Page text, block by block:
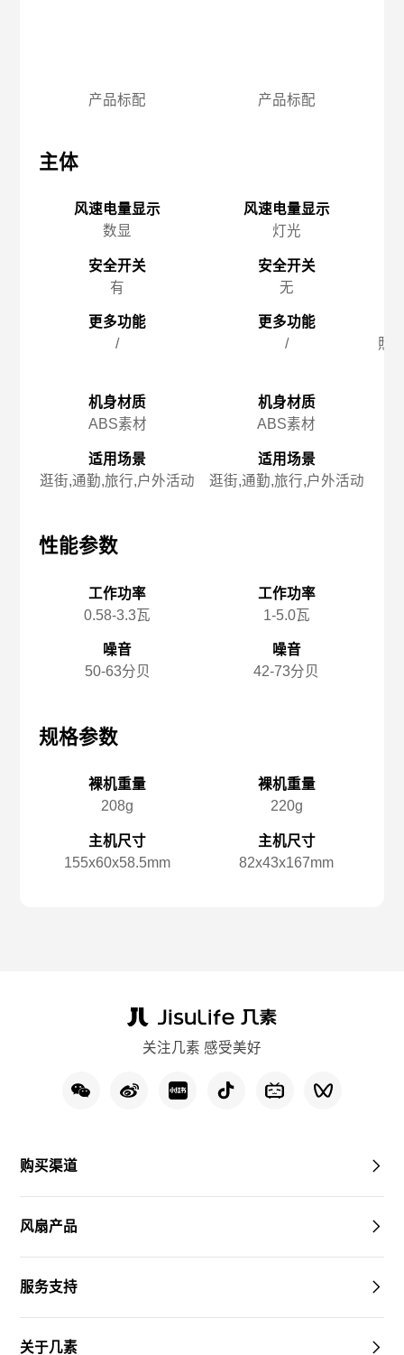
产品标配
主体
风速电量显示
数显
安全开关
有
更多功能
/
机身材质
ABS素材
适用场景
逛街,通勤,旅行,户外活动
性能参数
工作功率
0.58-3.3瓦
噪音
50-63分贝
规格参数
裸机重量
208g
主机尺寸
155x️60x️58.5mm
产品标配
风速电量显示
灯光
安全开关
无
更多功能
/
机身材质
ABS素材
适用场景
逛街,通勤,旅行,户外活动
工作功率
1-5.0瓦
噪音
42-73分贝
裸机重量
220g
主机尺寸
82x️43x️167mm
照
关注几素 感受美好
购买渠道
风扇产品
服务支持
关于几素